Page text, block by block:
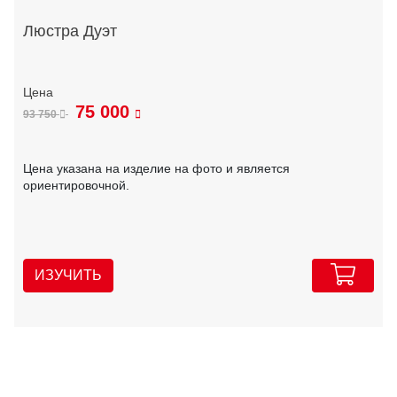
Люстра Дуэт
93 750 75 000
Цена указана на изделие на фото и является
ориентировочной.
ИЗУЧИТЬ